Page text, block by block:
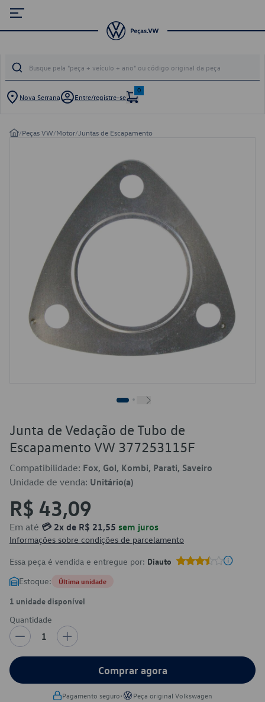
Nova Serrana Entre/registre-se
0
/Peças VW/Motor/ Juntas de Escapamento
Junta de Vedação de Tubo de
Escapamento VW 377253115F
Compatibilidade: Fox, Gol, Kombi, Parati, Saveiro
Unidade de venda: Unitário(a)
R$ 43,09
Em até 💳 2x de R$ 21,55 sem juros
Informações sobre condições de parcelamento
Essa peça é vendida e entregue por: Diauto
Estoque: Última unidade
1 unidade disponível
Quantidade
1
Comprar agora
Pagamento seguro• Peça original Volkswagen